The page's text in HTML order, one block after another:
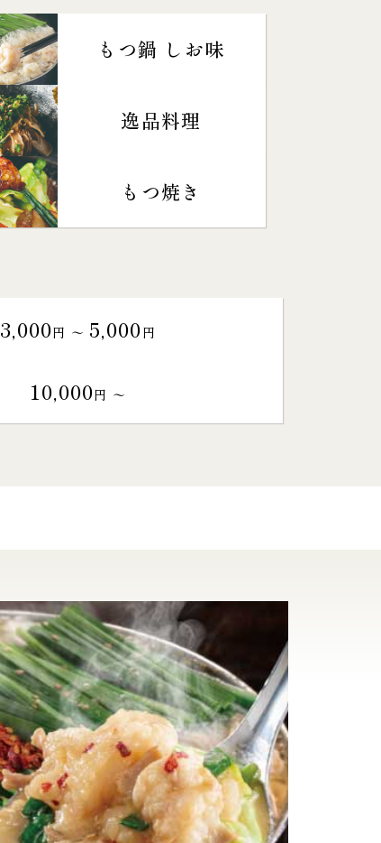
もつ鍋 しお味
逸品料理
もつ焼き
3,000円 〜 5,000円
10,000円 〜